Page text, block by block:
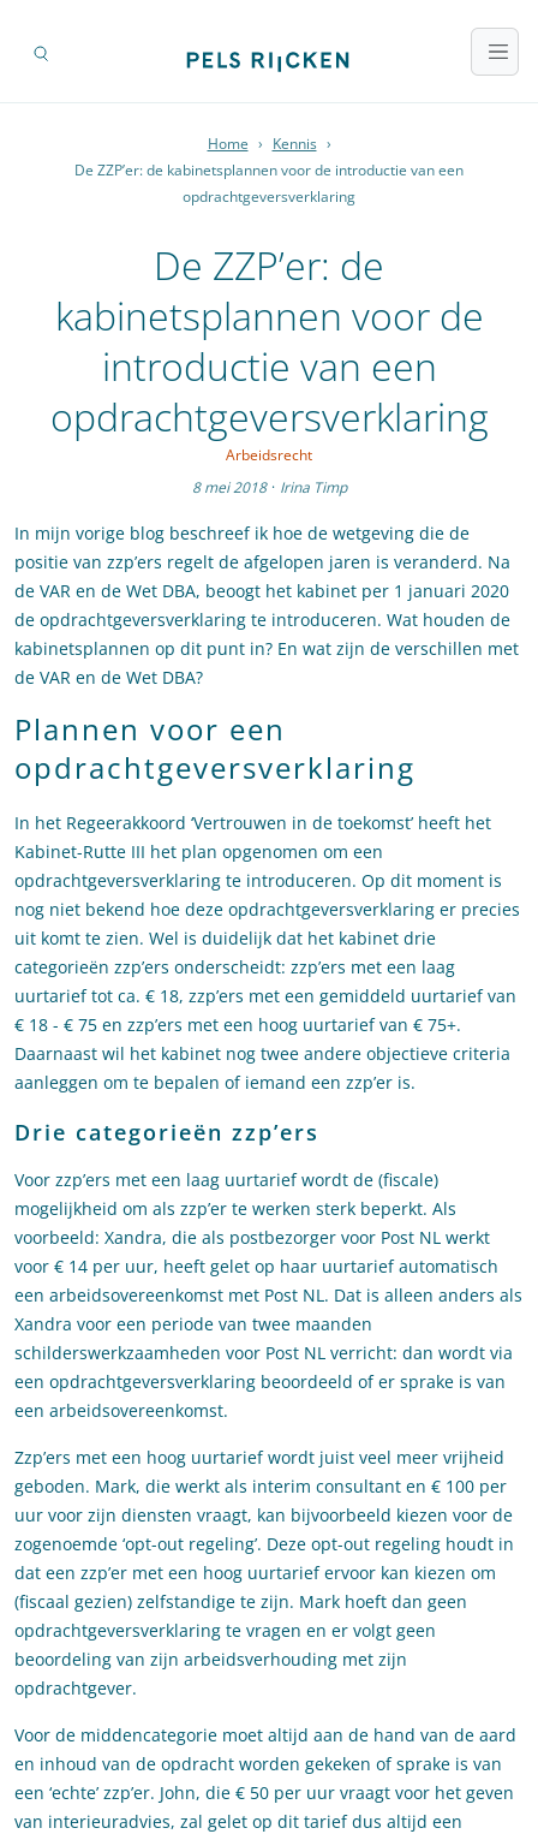
Home › Kennis ›
De ZZP’er: de kabinetsplannen voor de introductie van een
opdrachtgeversverklaring
De ZZP’er: de
kabinetsplannen voor de
introductie van een
opdrachtgeversverklaring
Arbeidsrecht
8 mei 2018 · Irina Timp
In mijn vorige blog beschreef ik hoe de wetgeving die de
positie van zzp’ers regelt de afgelopen jaren is veranderd. Na
de VAR en de Wet DBA, beoogt het kabinet per 1 januari 2020
de opdrachtgeversverklaring te introduceren. Wat houden de
kabinetsplannen op dit punt in? En wat zijn de verschillen met
de VAR en de Wet DBA?
Plannen voor een
opdrachtgeversverklaring
In het Regeerakkoord ‘Vertrouwen in de toekomst’ heeft het
Kabinet-Rutte III het plan opgenomen om een
opdrachtgeversverklaring te introduceren. Op dit moment is
nog niet bekend hoe deze opdrachtgeversverklaring er precies
uit komt te zien. Wel is duidelijk dat het kabinet drie
categorieën zzp’ers onderscheidt: zzp’ers met een laag
uurtarief tot ca. € 18, zzp’ers met een gemiddeld uurtarief van
€ 18 - € 75 en zzp’ers met een hoog uurtarief van € 75+.
Daarnaast wil het kabinet nog twee andere objectieve criteria
aanleggen om te bepalen of iemand een zzp’er is.
Drie categorieën zzp’ers
Voor zzp’ers met een laag uurtarief wordt de (fiscale)
mogelijkheid om als zzp’er te werken sterk beperkt. Als
voorbeeld: Xandra, die als postbezorger voor Post NL werkt
voor € 14 per uur, heeft gelet op haar uurtarief automatisch
een arbeidsovereenkomst met Post NL. Dat is alleen anders als
Xandra voor een periode van twee maanden
schilderswerkzaamheden voor Post NL verricht: dan wordt via
een opdrachtgeversverklaring beoordeeld of er sprake is van
een arbeidsovereenkomst.
Zzp’ers met een hoog uurtarief wordt juist veel meer vrijheid
geboden. Mark, die werkt als interim consultant en € 100 per
uur voor zijn diensten vraagt, kan bijvoorbeeld kiezen voor de
zogenoemde ‘opt-out regeling’. Deze opt-out regeling houdt in
dat een zzp’er met een hoog uurtarief ervoor kan kiezen om
(fiscaal gezien) zelfstandige te zijn. Mark hoeft dan geen
opdrachtgeversverklaring te vragen en er volgt geen
beoordeling van zijn arbeidsverhouding met zijn
opdrachtgever.
Voor de middencategorie moet altijd aan de hand van de aard
en inhoud van de opdracht worden gekeken of sprake is van
een ‘echte’ zzp’er. John, die € 50 per uur vraagt voor het geven
van interieuradvies, zal gelet op dit tarief dus altijd een